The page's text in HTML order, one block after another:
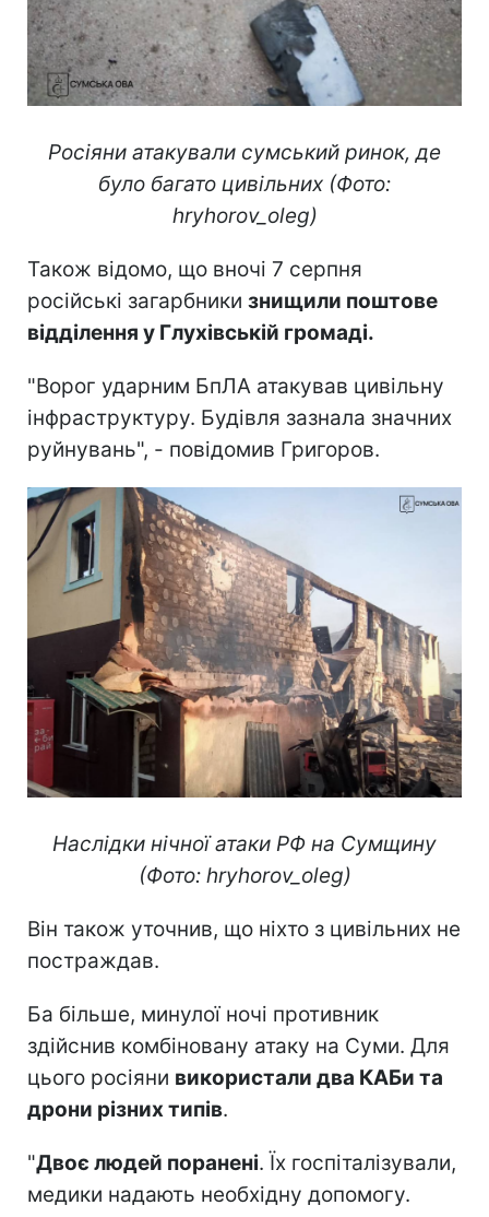
Росіяни атакували сумський ринок, де
було багато цивільних (Фото:
hryhorov_oleg)
Також відомо, що вночі 7 серпня
російські загарбники знищили поштове
відділення у Глухівській громаді.
"Ворог ударним БпЛА атакував цивільну
інфраструктуру. Будівля зазнала значних
руйнувань", - повідомив Григоров.
Наслідки нічної атаки РФ на Сумщину
(Фото: hryhorov_oleg)
Він також уточнив, що ніхто з цивільних не
постраждав.
Ба більше, минулої ночі противник
здійснив комбіновану атаку на Суми. Для
цього росіяни використали два КАБи та
дрони різних типів.
"Двоє людей поранені. Їх госпіталізували,
медики надають необхідну допомогу.